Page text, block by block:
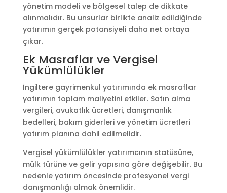
yönetim modeli ve bölgesel talep de dikkate
alınmalıdır. Bu unsurlar birlikte analiz edildiğinde
yatırımın gerçek potansiyeli daha net ortaya
çıkar.
Ek Masraflar ve Vergisel
Yükümlülükler
İngiltere gayrimenkul yatırımında ek masraflar
yatırımın toplam maliyetini etkiler. Satın alma
vergileri, avukatlık ücretleri, danışmanlık
bedelleri, bakım giderleri ve yönetim ücretleri
yatırım planına dahil edilmelidir.
Vergisel yükümlülükler yatırımcının statüsüne,
mülk türüne ve gelir yapısına göre değişebilir. Bu
nedenle yatırım öncesinde profesyonel vergi
danışmanlığı almak önemlidir.